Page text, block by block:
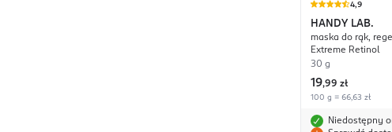
4,9
HANDY LAB.
maska do rąk,
Extreme Retinol
30 g
19,99 zł
100 g = 66,63 zł
Niedostępny